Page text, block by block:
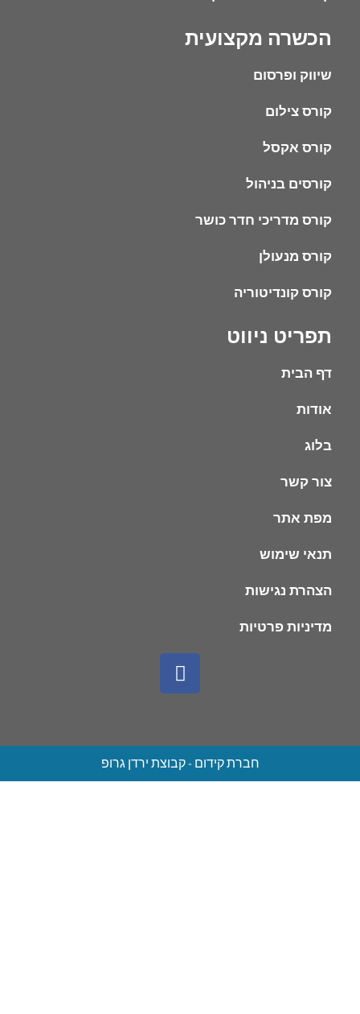
תפריט ניווט
דף הבית
אודות
בלוג
צור קשר
מפת אתר
תנאי שימוש
הצהרת נגישות
מדיניות פרטיות
הכשרה מקצועית
שיווק ופרסום
קורס צילום
קורס אקסל
קורסים בניהול
קורס מדריכי חדר כושר
קורס מנעולן
קורס קונדיטוריה
חברת קידום - קבוצת ירדן גרופ